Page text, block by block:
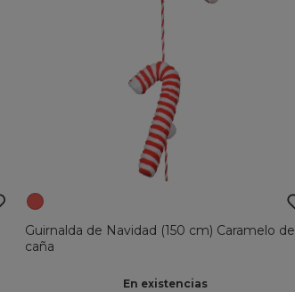
Guirnalda de Navidad (150 cm) Caramelo de
caña
En existencias